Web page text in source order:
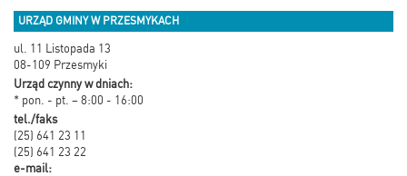
URZĄD GMINY W PRZESMYKACH
ul. 11 Listopada 13
08-109 Przesmyki
Urząd czynny w dniach:
* pon. - pt. – 8:00 - 16:00
tel./faks
(25) 641 23 11
(25) 641 23 22
e-mail: